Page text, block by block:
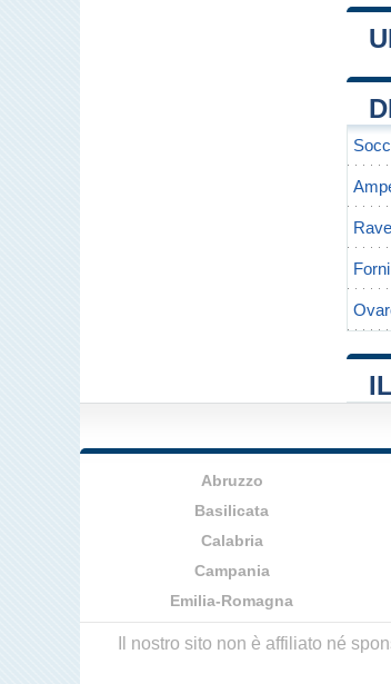
+
−
Abruzzo
Basilicata
Calabria
Campania
Emilia-Romagna
Il nostro sito non è affiliato né